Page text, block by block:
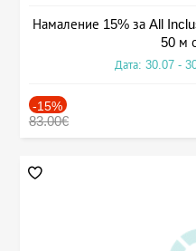
Намаление 15% за All
50 м
Дата: 30.07 -
-15%
83.00€